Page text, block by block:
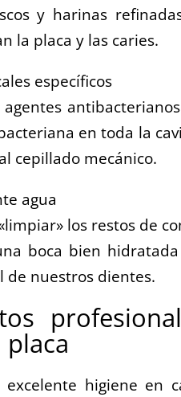
y harinas
la placa y las caries.
específicos
en toda la
cepillado mecánico.
agua
los restos de
boca bien
nuestros dientes.
higiene en